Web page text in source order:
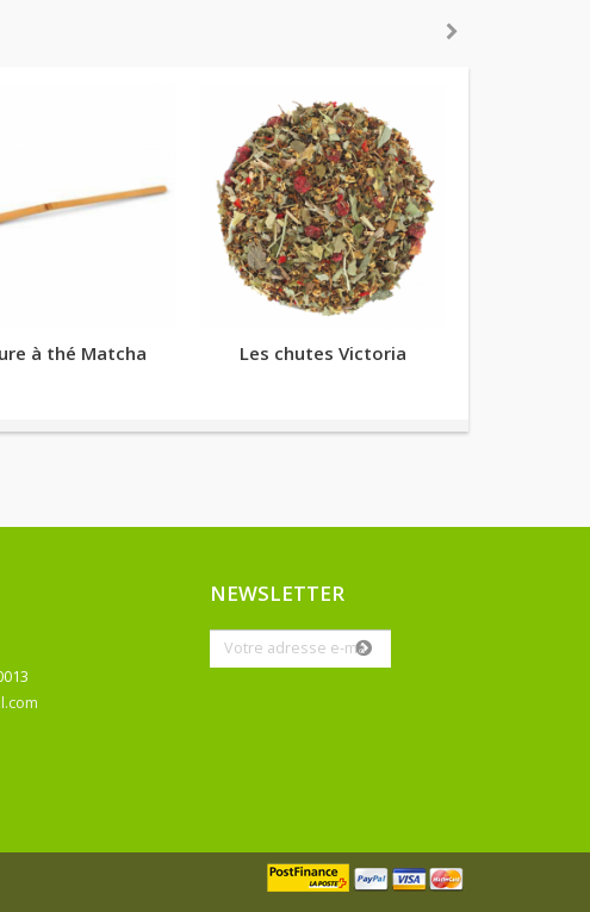
à thé Matcha Les chutes Victoria
NEWSLETTER